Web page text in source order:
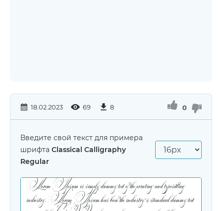
18.02.2023 69 8 0
Введите свой текст для примера
шрифта Classical Calligraphy
Regular